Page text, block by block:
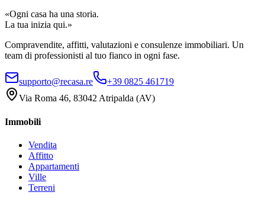
«Ogni casa ha una storia.
La tua inizia qui.»
Compravendite, affitti, valutazioni e consulenze immobiliari. Un
team di professionisti al tuo fianco in ogni fase.
supporto@recasa.re
+39 0825 461719
Via Roma 46, 83042Atripalda (AV)
Immobili
Vendita
Affitto
Appartamenti
Ville
Terreni